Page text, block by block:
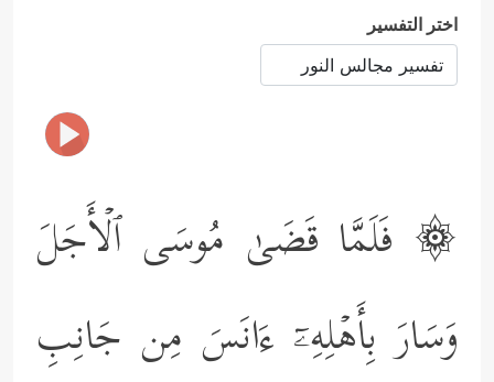
اختر التفسير
۞ فَلَمَّا قَضَىٰ مُوسَى ٱلۡأَجَلَ
وَسَارَ بِأَهۡلِهِۦۤ ءَانَسَ مِن جَانِبِ